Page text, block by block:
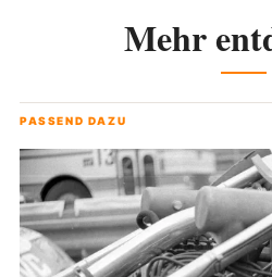
Mehr
PASSEND DAZU